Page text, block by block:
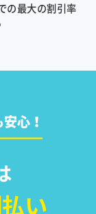
の最大の割引率
心！
い